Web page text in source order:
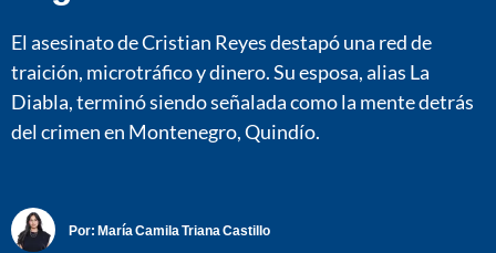
El asesinato de Cristian Reyes destapó una red de
traición, microtráfico y dinero. Su esposa, alias La
Diabla, terminó siendo señalada como la mente detrás
del crimen en Montenegro, Quindío.
Por: María Camila Triana Castillo